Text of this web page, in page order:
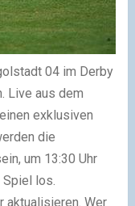
04 im Derby
Live aus dem
exklusiven
die
um 13:30 Uhr
los.
aktualisieren. Wer